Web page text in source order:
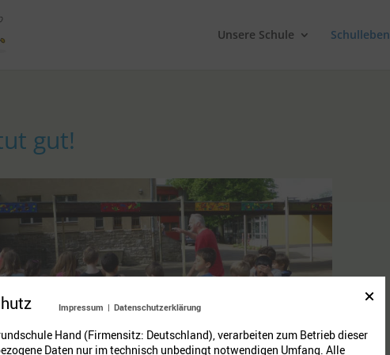
Unsere Schule Schulleben
gut!
Impressum | Datenschutzerklärung
Hand (Firmensitz: Deutschland), verarbeiten zum Betrieb dieser
Daten nur im technisch unbedingt notwendigen Umfang. Alle